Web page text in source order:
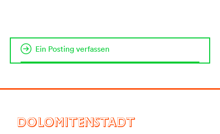
Ein Posting verfassen
DOLOMITENSTADT